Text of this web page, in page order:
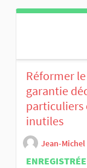
Réformer
garantie
particuliers
inutiles
Jean-Michel
ENREGISTRÉE